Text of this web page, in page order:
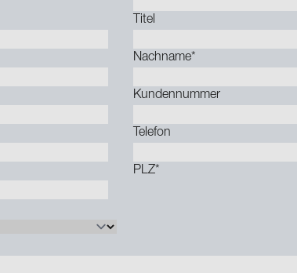
Titel
Nachname*
Kundennummer
Telefon
PLZ*